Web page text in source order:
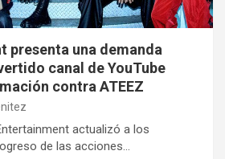
presenta una demanda
canal de YouTube
contra ATEEZ
actualizó a los
de las acciones…